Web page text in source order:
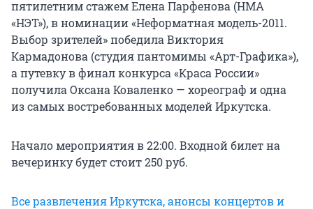
пятилетним стажем Елена Парфенова (НМА
«НЭТ»), в номинации «Неформатная модель-2011.
Выбор зрителей» победила Виктория
Кармадонова (студия пантомимы «Арт-Графика»),
а путевку в финал конкурса «Краса России»
получила Оксана Коваленко — хореограф и одна
из самых востребованных моделей Иркутска.
Начало мероприятия в 22:00. Входной билет на
вечеринку будет стоит 250 руб.
Все развлечения Иркутска, анонсы концертов и